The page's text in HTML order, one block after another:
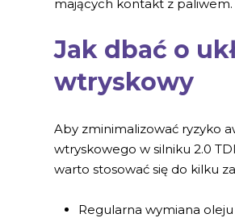
mających kontakt z paliwem.
Jak dbać o
wtryskowy
Aby zminimalizować ryzyko
wtryskowego w silniku 2.0
warto stosować się do kilku
Regularna wymiana